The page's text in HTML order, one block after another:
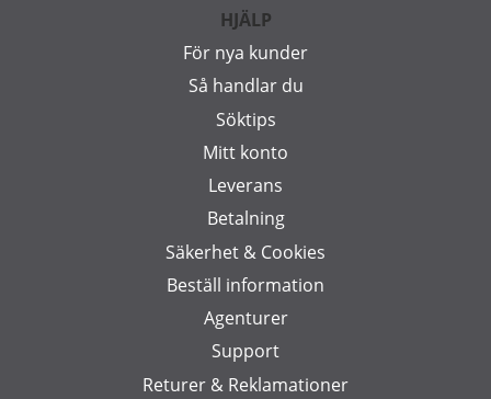
HJÄLP
För nya kunder
Så handlar du
Söktips
Mitt konto
Leverans
Betalning
Säkerhet & Cookies
Beställ information
Agenturer
Support
Returer & Reklamationer